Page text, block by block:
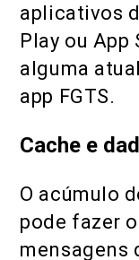
aplicativos
Play ou App
alguma
app FGTS.
Cache e
O acúmulo
pode fazer
mensagens